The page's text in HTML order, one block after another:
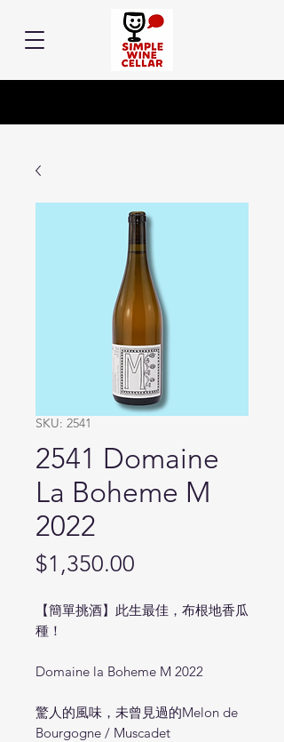
SKU: 2541
2541 Domaine
La Boheme M
2022
$1,350.00
【簡單挑酒】此生最佳，布根地香瓜
種！
Domaine la Boheme M 2022
驚人的風味，未曾見過的Melon de
Bourgogne / Muscadet